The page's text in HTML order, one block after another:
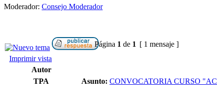
Moderador: Consejo Moderador
Página 1 de 1 [ 1 mensaje ]
Imprimir vista
Autor
TPA
Asunto: CONVOCATORIA CURSO